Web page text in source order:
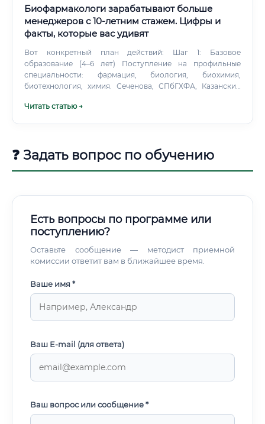
характеристиками 🧬 Коммерческие генетические
лаборатории — Genotek, ДНК-Клиника, Медгенетика и
др. 🎓 Высшие учебные заведения — преподавательская
и исследовательская деятельность ⚖️ Судебно-
медицинские учреждения — ДНК-экспертиза в
криминалистике 💻 IT-компании в сфере healthtech —
разработка биоинформатических инструментов Уровень
заработной платы: от новичка до эксперта 💰 Один из
в России и мире? Ответ зависит от региона,
Биофармакологи зарабатывают больше
менеджеров с 10-летним стажем. Цифры и
факты, которые вас удивят
Вот конкретный план действий: Шаг 1: Базовое
образование (4–6 лет) Поступление на профильные
специальности: фармация, биология, биохимия,
биотехнология, химия. Сеченова, СПбГХФА, Казанский
Специализация (параллельно с учёбой или после)
Читать статью →
❓ Задать вопрос по обучению
Есть вопросы по программе или
поступлению?
Оставьте сообщение — методист приемной
комиссии ответит вам в ближайшее время.
Ваше имя *
Ваш E-mail (для ответа)
Ваш вопрос или сообщение *